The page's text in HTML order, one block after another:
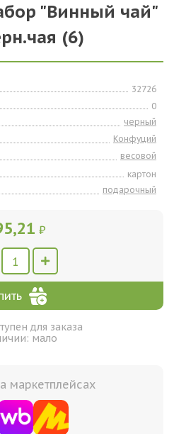
"Винный чай"
(6)
32726
0
черный
Конфуций
весовой
картон
подарочный
₽
для заказа
мало
маркетплейсах